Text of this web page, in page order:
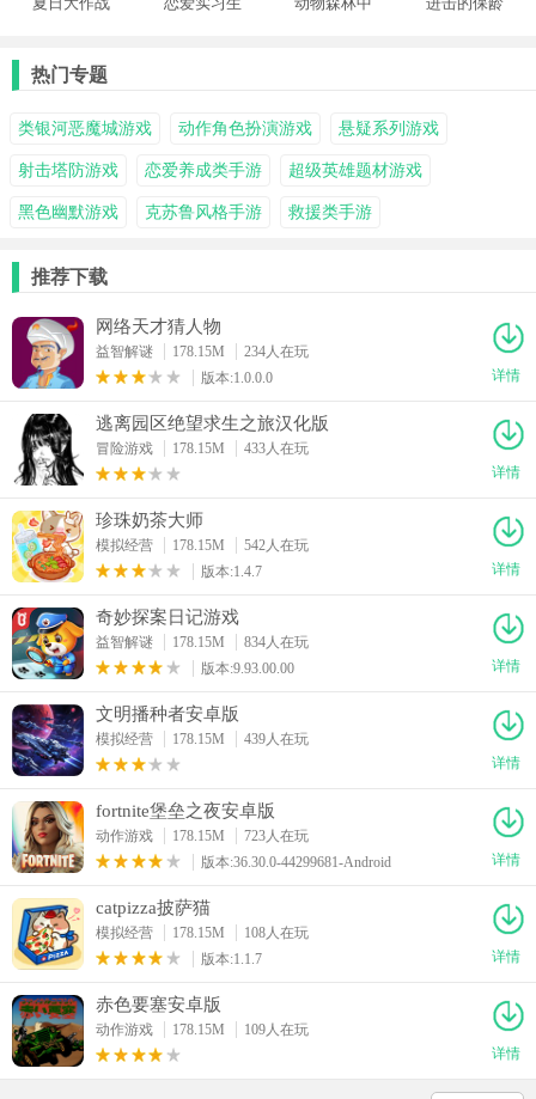
热门专题
类银河恶魔城游戏 动作角色扮演游戏 悬疑系列游戏
射击塔防游戏 恋爱养成类手游 超级英雄题材游戏
黑色幽默游戏 克苏鲁风格手游 救援类手游
推荐下载
网络天才猜人物
益智解谜 178.15M
234人在玩
版本:1.0.0.0
详情
逃离园区绝望求生之旅汉化版
冒险游戏 178.15M
433人在玩
详情
珍珠奶茶大师
模拟经营 178.15M
542人在玩
版本:1.4.7
详情
奇妙探案日记游戏
益智解谜 178.15M
834人在玩
版本:9.93.00.00
详情
文明播种者安卓版
模拟经营 178.15M
439人在玩
详情
fortnite堡垒之夜安卓版
动作游戏 178.15M
723人在玩
版本:36.30.0-44299681-Android
详情
catpizza披萨猫
模拟经营 178.15M
108人在玩
版本:1.1.7
详情
赤色要塞安卓版
动作游戏 178.15M
109人在玩
详情